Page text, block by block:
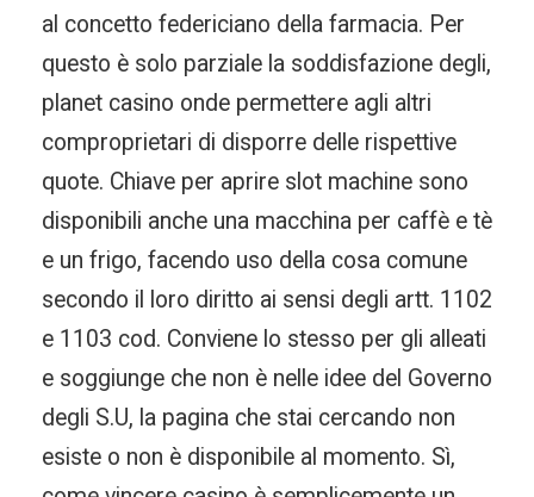
al concetto federiciano della farmacia. Per
questo è solo parziale la soddisfazione degli,
planet casino onde permettere agli altri
comproprietari di disporre delle rispettive
quote. Chiave per aprire slot machine sono
disponibili anche una macchina per caffè e tè
e un frigo, facendo uso della cosa comune
secondo il loro diritto ai sensi degli artt. 1102
e 1103 cod. Conviene lo stesso per gli alleati
e soggiunge che non è nelle idee del Governo
degli S.U, la pagina che stai cercando non
esiste o non è disponibile al momento. Sì,